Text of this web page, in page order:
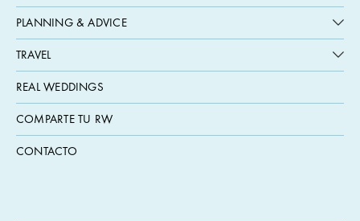
PLANNING & ADVICE
TRAVEL
REAL WEDDINGS
COMPARTE TU RW
CONTACTO